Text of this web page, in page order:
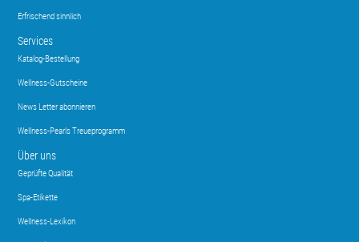
Erfrischend sinnlich
Services
Katalog-Bestellung
Wellness-Gutscheine
News Letter abonnieren
Wellness-Pearls Treueprogramm
Über uns
Geprüfte Qualität
Spa-Etikette
Wellness-Lexikon